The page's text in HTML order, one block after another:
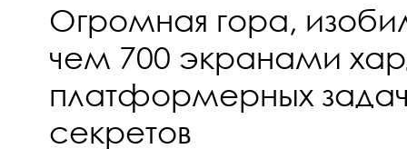
Огромная гора,
чем 700 экранами
платформерных
секретов